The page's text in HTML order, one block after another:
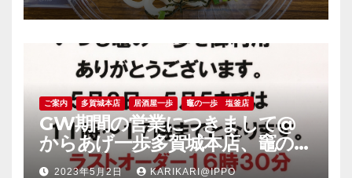
ご案内 多賀城本店 居酒屋一歩 竈の一歩 塩釜店
GW期間の営業につきまして@
からあげ一歩多賀城本店、竈の一
歩塩釜店
2023年5月2日 KARIKARI@IPPO